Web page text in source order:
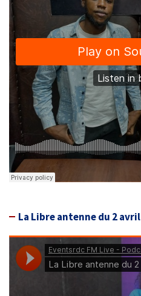
La Libre antenne du 2 avril